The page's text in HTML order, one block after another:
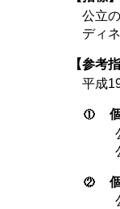
公立
ディ
【参考
平成
個
個